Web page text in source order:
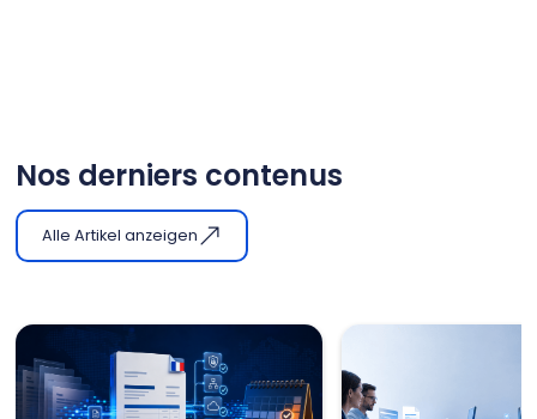
Nos derniers contenus
Alle Artikel anzeigen